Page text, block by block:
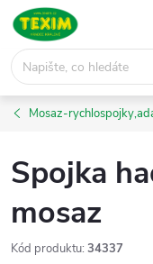
Přejít
obsah
Mosaz-
Spojka
mosaz
Kód produktu: 34337